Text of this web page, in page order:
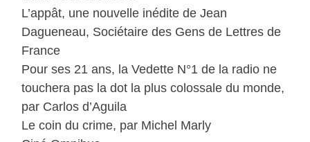
L’appât, une nouvelle inédite de Jean
Dagueneau, Sociétaire des Gens de Lettres de
France
Pour ses 21 ans, la Vedette N°1 de la radio ne
touchera pas la dot la plus colossale du monde,
par Carlos d’Aguila
Le coin du crime, par Michel Marly